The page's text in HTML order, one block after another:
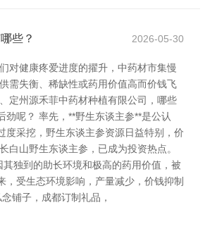
些？ 2026-05-30
对健康疼爱进度的擢升，中药材市集慢
需失衡、稀缺性或药用价值高而价钱飞
定州源禾菲中药材种植有限公司，哪些
劲呢？ 率先，**野生东谈主参**是公认
度采挖，野生东谈主参资源日益特别，价
白山野生东谈主参，已成为投资热点。
其独到的助长环境和极高的药用价值，被
，受生态环境影响，产量减少，价钱抑制
铺子，成都订制礼品，